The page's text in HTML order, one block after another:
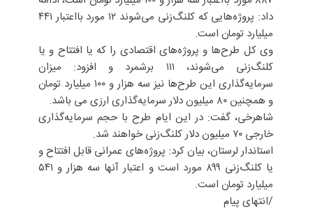
داد: پروژه‌هایی که کلنگ‌زنی می‌شوند ۱۲ مورد بااعتبار ۴۴۱
میلیارد تومان است.
وی کل طرح‌ها و پروژه‌های اقتصادی را که یا افتتاح و یا
کلنگ‌زنی می‌شوند، ۱۱۱ برشمرد و افزود: میزان
سرمایه‌گذاری این طرح‌ها نیز سه هزار و ۱۰۰ میلیارد تومان
و همچنین ۸۰ میلیون دلار سرمایه‌گذاری ارزی می باشد.
شاهرخی، گفت: در این ایام طرح با حجم سرمایه‌گذاری
خارجی ۷۰ میلیون دلار کلنگ‌زنی خواهند شد.
استاندار لرستان، بیان کرد: پروژه‌های عمرانی قابل افتتاح و
یا کلنگ‌زنی ۸۹۹ مورد است و اعتبار آنها سه هزار و ۵۴۱
میلیارد تومان است.
/انتهای پیام